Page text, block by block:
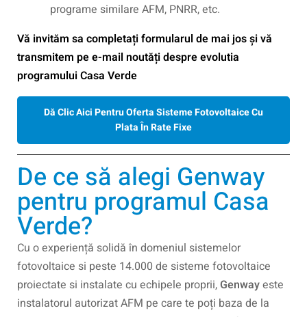
programe similare AFM, PNRR, etc.
Vă invităm sa completați formularul de mai jos și vă
transmitem pe e-mail noutăți despre evolutia
programului Casa Verde
Dă Clic Aici Pentru Oferta Sisteme Fotovoltaice Cu
Plata În Rate Fixe
De ce să alegi Genway
pentru programul Casa
Verde?
Cu o experiență solidă în domeniul sistemelor
fotovoltaice si peste 14.000 de sisteme fotovoltaice
proiectate si instalate cu echipele proprii,Genwayeste
instalatorul autorizat AFM pe care te poți baza de la